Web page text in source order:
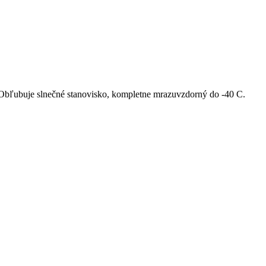
slnečné stanovisko, kompletne mrazuvzdorný do -40 C.